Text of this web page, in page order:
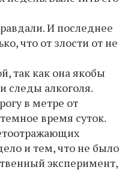
И последнее
что от злости от не
так как она якобы
следы алкоголя.
в метре от
время суток.
и тем, что не было
эксперимент,